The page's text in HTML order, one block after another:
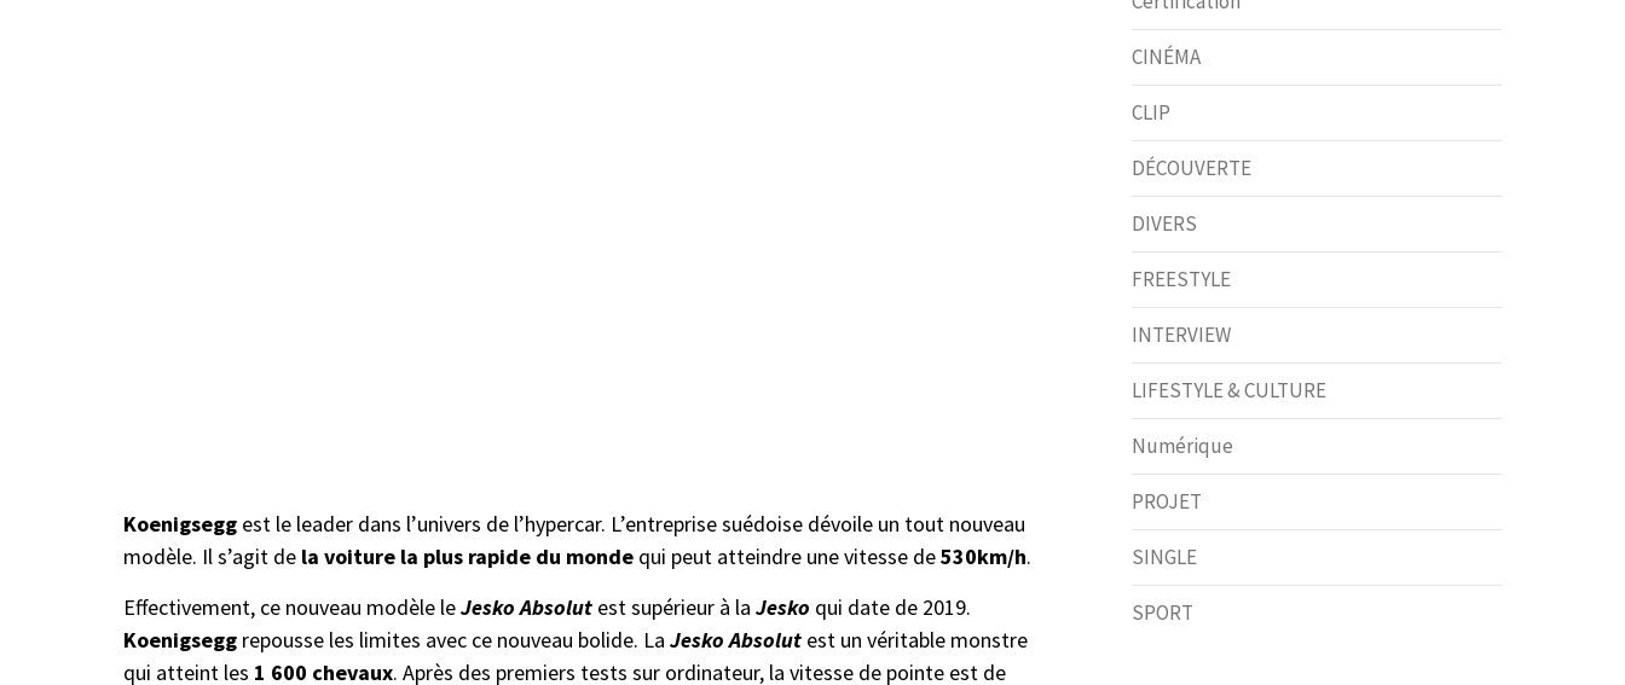
Koenigsegg est le leader dans l’univers de l’hypercar. L’entreprise suédoise dévoile un tout nouveau
modèle. Il s’agit de la voiture la plus rapide du monde qui peut atteindre une vitesse de530km/h.
Effectivement, ce nouveau modèle leJesko Absolut est supérieur à la Jesko qui date de 2019.
Koenigsegg repousse les limites avec ce nouveau bolide. La Jesko Absolut est un véritable monstre
qui atteint les 1 600 chevaux. Après des premiers tests sur ordinateur, la vitesse de pointe est de
CINÉMA
CLIP
DÉCOUVERTE
DIVERS
FREESTYLE
INTERVIEW
LIFESTYLE & CULTURE
Numérique
PROJET
SINGLE
SPORT